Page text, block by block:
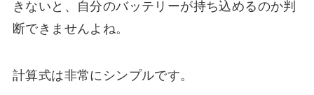
きないと、自分のバッテリーが持ち込めるのか判
断できませんよね。
計算式は非常にシンプルです。